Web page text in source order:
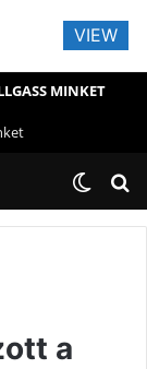
MINKET
a
VIEW